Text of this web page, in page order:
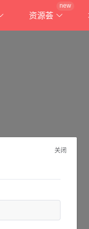
资源荟
new
关闭